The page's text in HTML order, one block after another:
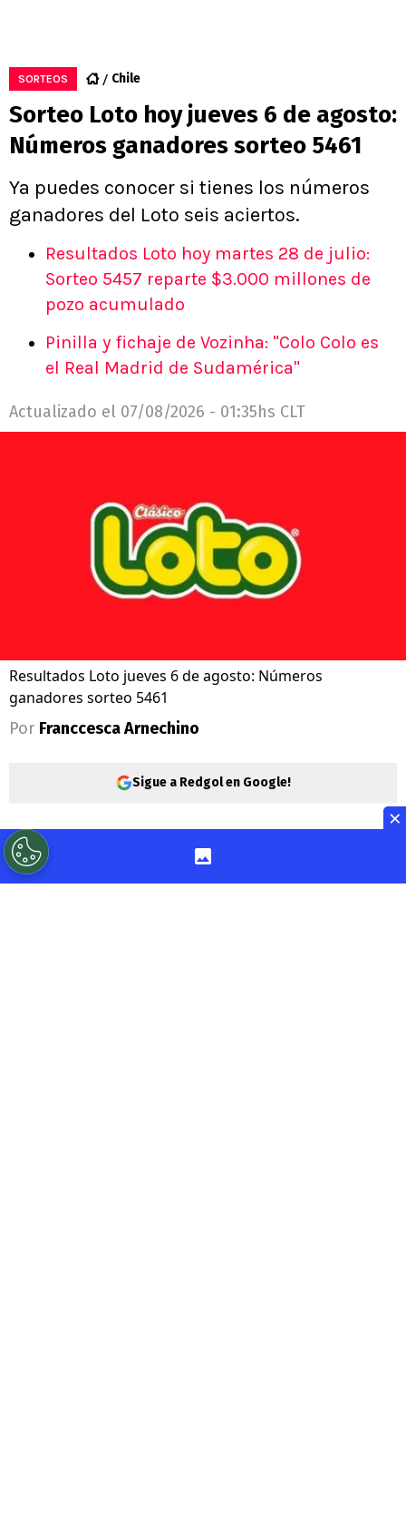
SORTEOS Chile
Sorteo Loto hoy jueves 6 de agosto:
Números ganadores sorteo 5461
Ya puedes conocer si tienes los números
ganadores del Loto seis aciertos.
Resultados Loto hoy martes 28 de julio:
Sorteo 5457 reparte $3.000 millones de
pozo acumulado
Pinilla y fichaje de Vozinha: "Colo Colo es
el Real Madrid de Sudamérica"
Actualizado el 07/08/2026 - 01:35hs CLT
Resultados Loto jueves 6 de agosto: Números
ganadores sorteo 5461
Por Franccesca Arnechino
Sigue a Redgol en Google!
LaPolla Chilena de Beneficencia
este jueves unnuevo sorteo delLoto,
×